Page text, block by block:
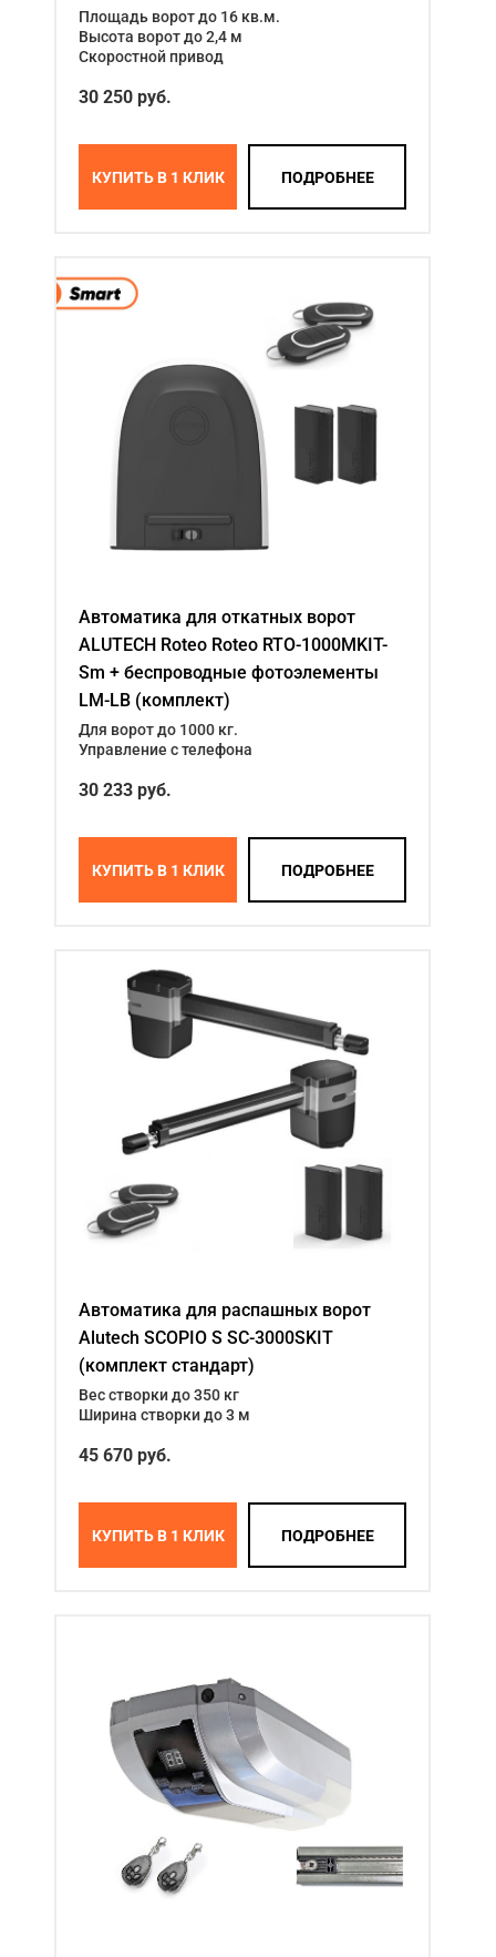
Площадь ворот до 16 кв.м.
Высота ворот до 2,4 м
Скоростной привод
30 250 руб.
КУПИТЬ В 1 КЛИК ПОДРОБНЕЕ
Автоматика для откатных ворот
ALUTECH Roteo Roteo RTO-1000MKIT-
Sm + беспроводные фотоэлементы
LM-LB (комплект)
Для ворот до 1000 кг.
Управление с телефона
30 233 руб.
КУПИТЬ В 1 КЛИК ПОДРОБНЕЕ
Автоматика для распашных ворот
Alutech SCOPIO S SC-3000SKIT
(комплект стандарт)
Вес створки до 350 кг
Ширина створки до 3 м
45 670 руб.
КУПИТЬ В 1 КЛИК ПОДРОБНЕЕ